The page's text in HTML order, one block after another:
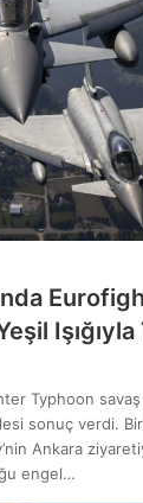
Typhoon savaş
sonuç verdi.
Ankara
engel…